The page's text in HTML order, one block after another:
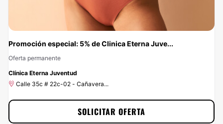
-5%
Promoción especial: 5% de Clinica Eterna Juve...
Oferta permanente
Clínica Eterna Juventud
Calle 35c # 22c-02 - Cañavera...
SOLICITAR OFERTA